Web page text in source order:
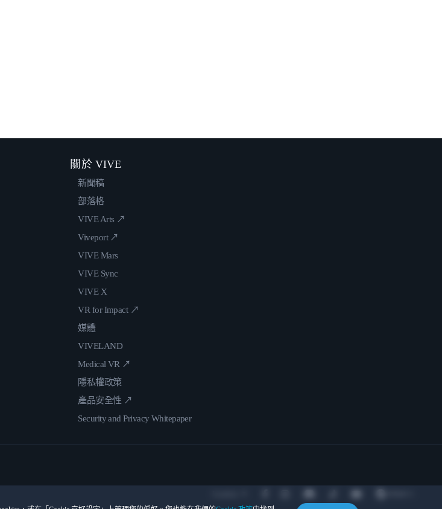
關於 VIVE
新聞稿
部落格
VIVE Arts ↗
Viveport ↗
VIVE Mars
VIVE Sync
VIVE X
VR for Impact ↗
媒體
VIVELAND
Medical VR ↗
隱私權政策
產品安全性 ↗
Security and Privacy Whitepaper